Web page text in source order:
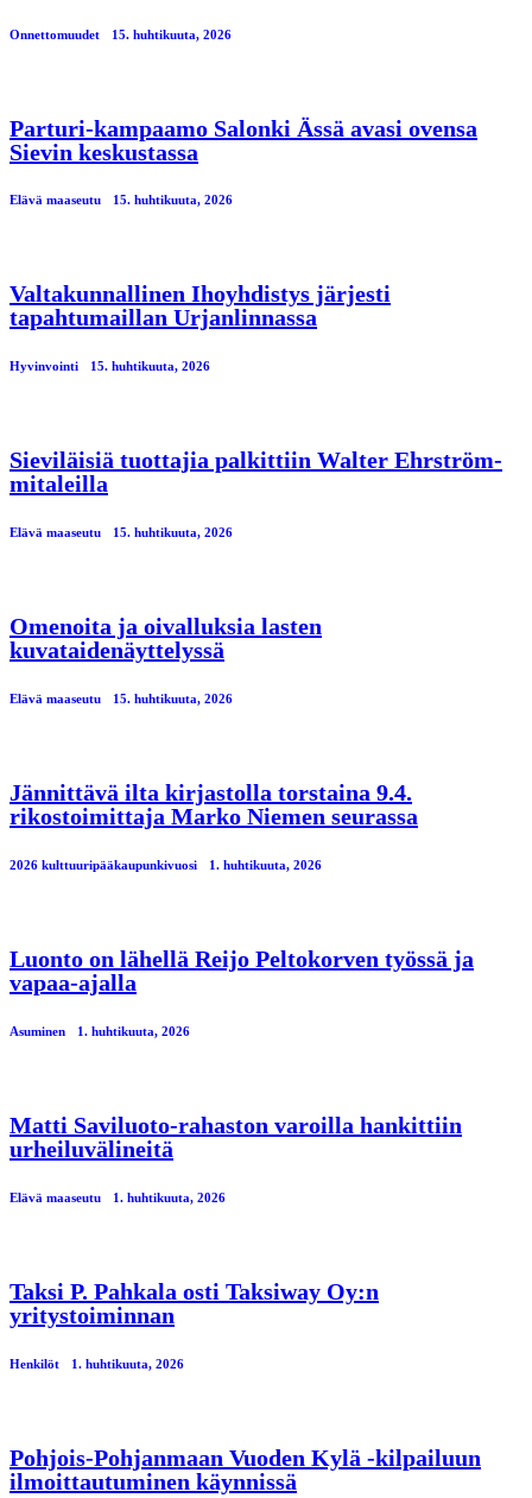
Onnettomuudet 15. huhtikuuta, 2026
Parturi-kampaamo Salonki Ässä avasi ovensa
Sievin keskustassa
Elävä maaseutu 15. huhtikuuta, 2026
Valtakunnallinen Ihoyhdistys järjesti
tapahtumaillan Urjanlinnassa
Hyvinvointi 15. huhtikuuta, 2026
Sieviläisiä tuottajia palkittiin Walter Ehrström-
mitaleilla
Elävä maaseutu 15. huhtikuuta, 2026
Omenoita ja oivalluksia lasten
kuvataidenäyttelyssä
Elävä maaseutu 15. huhtikuuta, 2026
Jännittävä ilta kirjastolla torstaina 9.4.
rikostoimittaja Marko Niemen seurassa
2026 kulttuuripääkaupunkivuosi 1. huhtikuuta, 2026
Luonto on lähellä Reijo Peltokorven työssä ja
vapaa-ajalla
Asuminen 1. huhtikuuta, 2026
Matti Saviluoto-rahaston varoilla hankittiin
urheiluvälineitä
Elävä maaseutu 1. huhtikuuta, 2026
Taksi P. Pahkala osti Taksiway Oy:n
yritystoiminnan
Henkilöt 1. huhtikuuta, 2026
Pohjois-Pohjanmaan Vuoden Kylä -kilpailuun
ilmoittautuminen käynnissä